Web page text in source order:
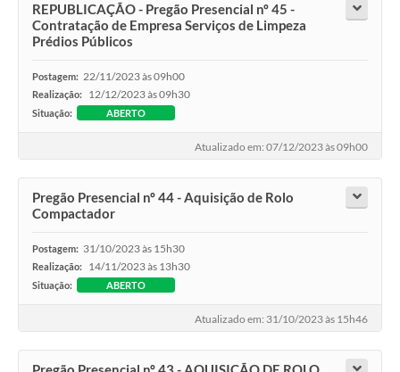
Jornal
Contato
Turismo
REPUBLICAÇÃO - Pregão Presencial nº 45 -
Contratação de Empresa Serviços de Limpeza
Prédios Públicos
Postagem: 22/11/2023 às 09h00
Realização: 12/12/2023 às 09h30
Situação: ABERTO
Atualizado em: 07/12/2023 às 09h00
Pregão Presencial nº 44 - Aquisição de Rolo
Compactador
Postagem: 31/10/2023 às 15h30
Realização: 14/11/2023 às 13h30
Situação: ABERTO
Atualizado em: 31/10/2023 às 15h46